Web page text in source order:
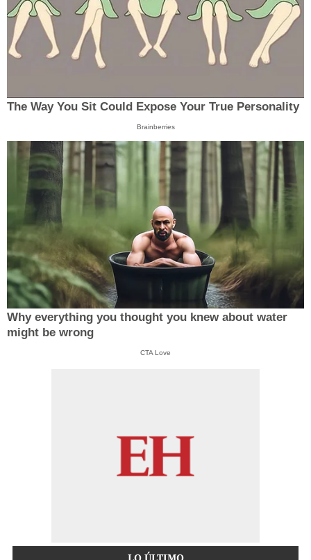
The Way You Sit Could Expose Your True Personality
Brainberries
Why everything you thought you knew about water
might be wrong
CTA Love